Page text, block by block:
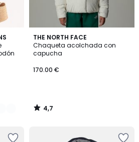
THE NORTH FACE
Chaqueta acolchada con
capucha
170.00 €
4,7
/ 5
4,7
/